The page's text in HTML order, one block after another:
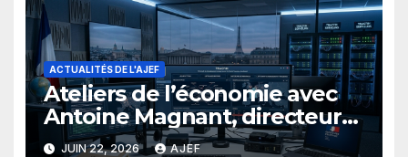
ACTUALITÉS DE L'AJEF
Ateliers de l’économie avec
Antoine Magnant, directeur
de Tracfin
JUIN 22, 2026 AJEF